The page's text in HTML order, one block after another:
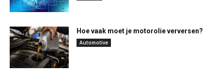
Hoe vaak moet je motorolie verversen?
Automotive